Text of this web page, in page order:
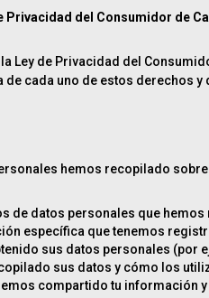
Privacidad del Consumidor de
Ley de Privacidad del
cada uno de estos derechos y
hemos recopilado
de datos personales que
específica que tenemos
sus datos personales
sus datos y cómo los
compartido tu información